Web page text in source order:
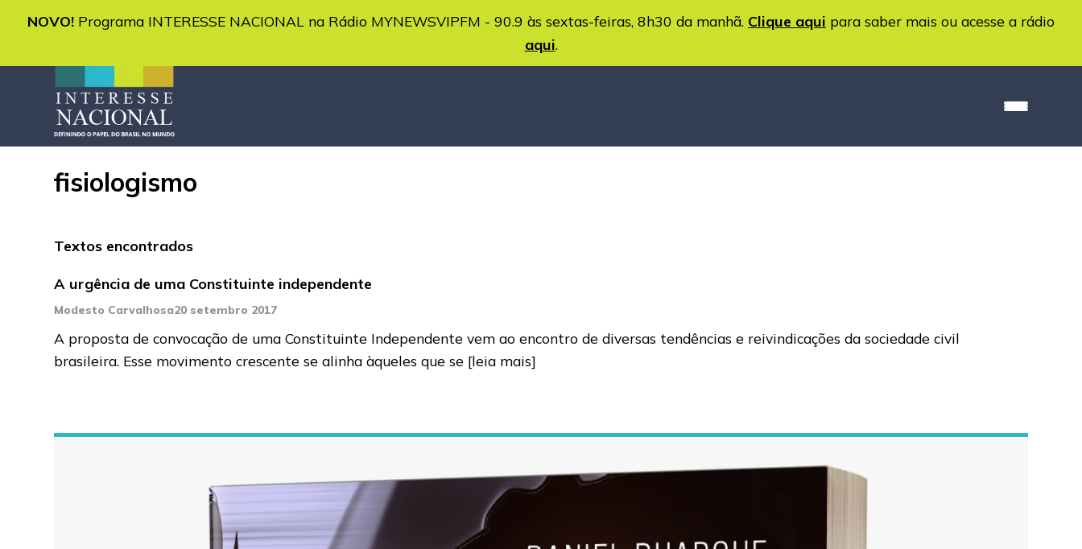
NOVO! Programa INTERESSE NACIONAL na Rádio MYNEWSVIPFM - 90.9 às sextas-feiras, 8h30 da manhã. Clique aqui para saber mais ou acesse a rádio
aqui.
fisiologismo
Textos encontrados
A urgência de uma Constituinte independente
Modesto Carvalhosa20 setembro 2017
A proposta de convocação de uma Constituinte Independente vem ao encontro de diversas tendências e reivindicações da sociedade civil
brasileira. Esse movimento crescente se alinha àqueles que se [leia mais]